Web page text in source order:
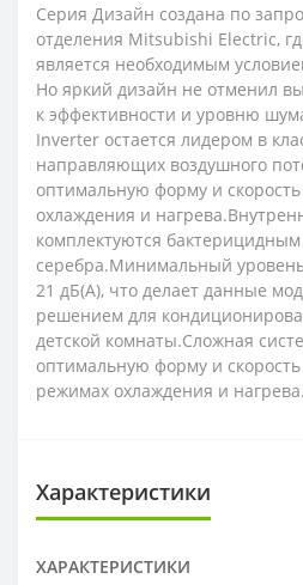
Серия Дизайн создана по
отделения Mitsubishi Electric,
является необходимым
Но яркий дизайн не отменил
к эффективности и уровню
Inverter остается лидером в
направляющих воздушного
оптимальную форму и
охлаждения и
комплектуются
серебра.Минимальный
21 дБ(А), что делает данные
решением для
детской комнаты.Сложная
оптимальную форму и
режимах охлаждения и нагрева.
Характеристики
ХАРАКТЕРИСТИКИ